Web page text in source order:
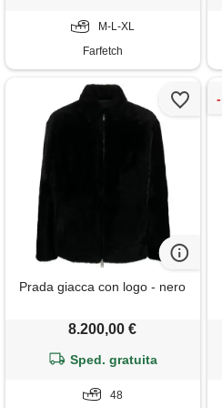
M-L-XL
Farfetch
Prada giacca con logo - nero
8.200,00 €
Sped. gratuita
48